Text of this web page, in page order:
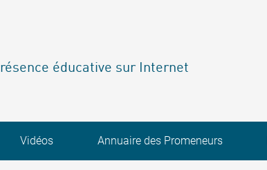
éducative sur Internet
Vidéos Annuaire des Promeneurs